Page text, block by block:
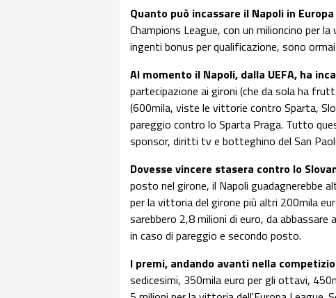
Quanto può incassare il Napoli in
Champions League, con un milioncino per
ingenti bonus per qualificazione, sono
Al momento il Napoli, dalla UEFA, ha
partecipazione ai gironi (che da sola ha
(600mila, viste le vittorie contro Sparta,
pareggio contro lo Sparta Praga. Tutto
sponsor, diritti tv e botteghino del San
Dovesse vincere stasera contro lo
posto nel girone, il Napoli guadagnerebbe
per la vittoria del girone più altri 200mila
sarebbero 2,8 milioni di euro, da
in caso di pareggio e secondo posto.
I premi, andando avanti nella
sedicesimi, 350mila euro per gli ottavi,